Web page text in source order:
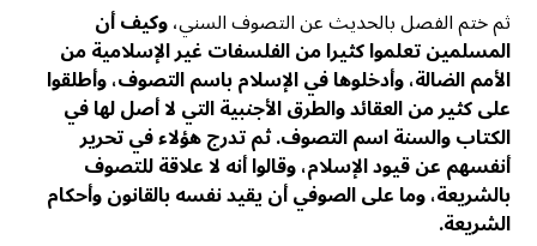
ثم ختم الفصل بالحديث عن التصوف السني،وكيف أن
المسلمين تعلموا كثيرا من الفلسفات غير الإسلامية من
الأمم الضالة، وأدخلوها في الإسلام باسم التصوف، وأطلقوا
على كثير من العقائد والطرق الأجنبية التي لا أصل لها في
الكتاب والسنة اسم التصوف. ثم تدرج هؤلاء في تحرير
أنفسهم عن قيود الإسلام، وقالوا أنه لا علاقة للتصوف
بالشريعة، وما على الصوفي أن يقيد نفسه بالقانون وأحكام
الشريعة.